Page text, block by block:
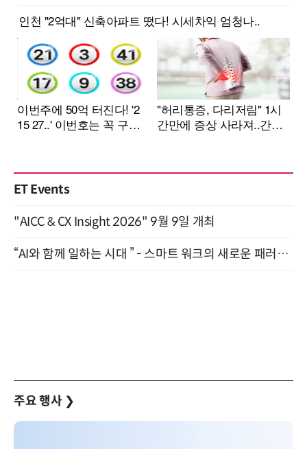
ET Events
"AICC & CX Insight 2026" 9월 9일 개최
“AI와 함께 일하는 시대 ” - 스마트 워크의 새로운 패러다임 (9/11)
주요 행사 ❯